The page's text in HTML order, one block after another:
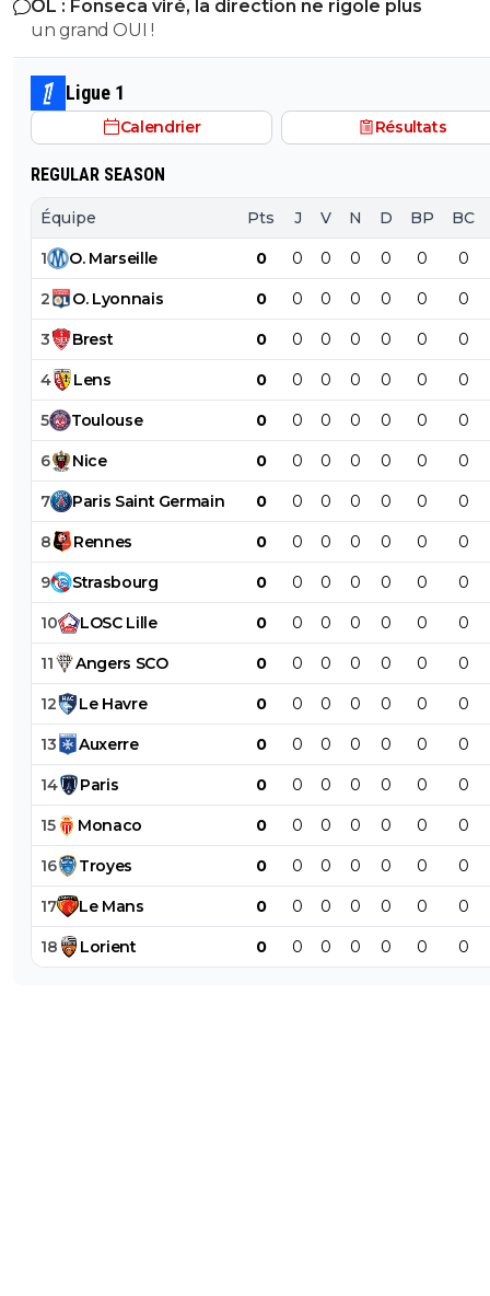
OL : Fonseca viré, la direction ne rigole plus
un grand OUI !
Ligue 1
Calendrier Résultats
REGULAR SEASON
Équipe Pts J V N D BP BC
1 O. Marseille 0 0 0 0 0 0 0
2 O. Lyonnais 0 0 0 0 0 0 0
3 Brest 0 0 0 0 0 0 0
4 Lens 0 0 0 0 0 0 0
5 Toulouse 0 0 0 0 0 0 0
6 Nice 0 0 0 0 0 0 0
7 Paris Saint Germain 0 0 0 0 0 0 0
8 Rennes 0 0 0 0 0 0 0
9 Strasbourg 0 0 0 0 0 0 0
10 LOSC Lille 0 0 0 0 0 0 0
11 Angers SCO 0 0 0 0 0 0 0
12 Le Havre 0 0 0 0 0 0 0
13 Auxerre 0 0 0 0 0 0 0
14 Paris 0 0 0 0 0 0 0
15 Monaco 0 0 0 0 0 0 0
16 Troyes 0 0 0 0 0 0 0
17 Le Mans 0 0 0 0 0 0 0
18 Lorient 0 0 0 0 0 0 0